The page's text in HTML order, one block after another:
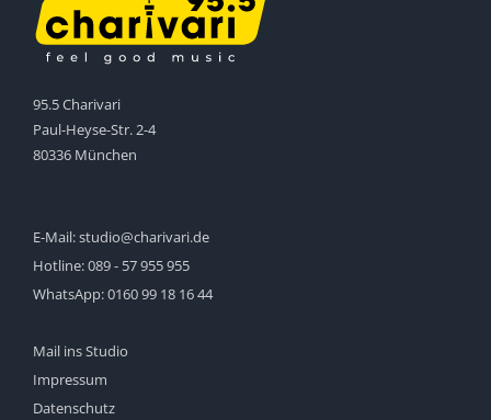
95.5 Charivari
Paul-Heyse-Str. 2-4
80336 München
E-Mail:studio@charivari.de
Hotline:089 - 57 955 955
WhatsApp:0160 99 18 16 44
Mail ins Studio
Impressum
Datenschutz